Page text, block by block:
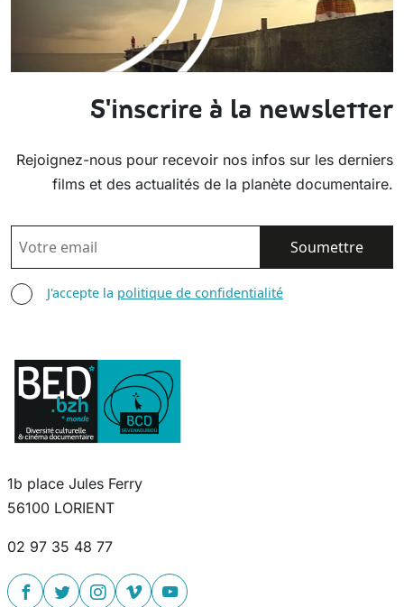
S'inscrire à la newsletter
Rejoignez-nous pour recevoir nos infos sur les derniers
films et des actualités de la planète documentaire.
EMAIL
AGREE TERMS
J'accepte la politique de confidentialité
1b place Jules Ferry
56100 LORIENT
02 97 35 48 77